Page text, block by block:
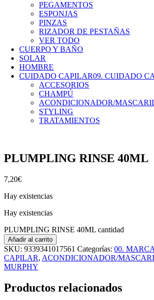
PEGAMENTOS
ESPONJAS
PINZAS
RIZADOR DE PESTAÑAS
VER TODO
CUERPO Y BAÑO
SOLAR
HOMBRE
CUIDADO CAPILAR09. CUIDADO
ACCESORIOS
CHAMPÚ
ACONDICIONADOR/
STYLING
TRATAMIENTOS
PLUMPLING RINSE 40ML
7,20€
Hay existencias
Hay existencias
PLUMPLING RINSE 40ML cantidad
Añadir al carrito
SKU: 9339341017561 Categorías: 00.
CAPILAR, ACONDICIONADOR/
MURPHY
Productos relacionados